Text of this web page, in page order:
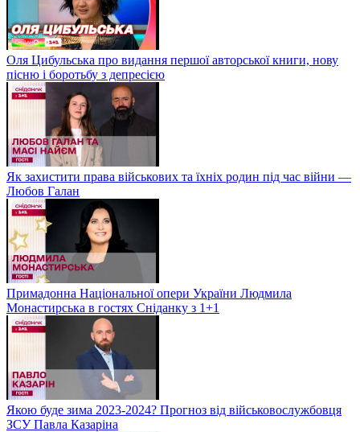
Оля Цибульська про видання першої авторської книги, нову
пісню і боротьбу з депресією
Як захистити права військових та їхніх родин під час війни —
Любов Галан
Примадонна Національної опери України Людмила
Монастирська в гостях Сніданку з 1+1
Якою буде зима 2023-2024? Прогноз від військовослужбовця
ЗСУ Павла Казаріна